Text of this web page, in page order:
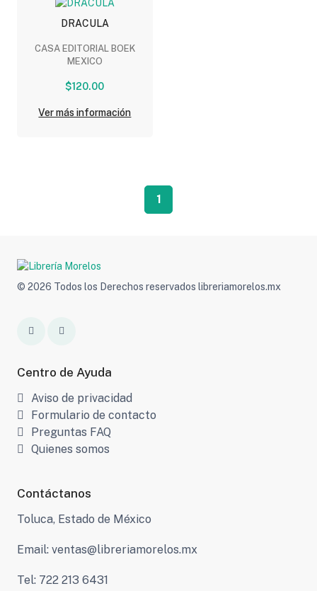
DRACULA
CASA EDITORIAL BOEK
MEXICO
$120.00
Ver más información
1
© 2026 Todos los Derechos reservados libreriamorelos.mx
Centro de Ayuda
Aviso de privacidad
Formulario de contacto
Preguntas FAQ
Quienes somos
Contáctanos
Toluca, Estado de México
Email: ventas@libreriamorelos.mx
Tel: 722 213 6431